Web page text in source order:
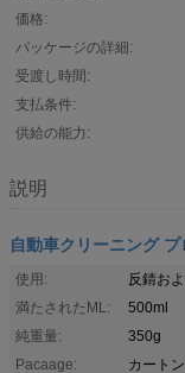
価格:
パッケージの詳細:
受渡し時間:
支払条件:
供給の能力:
説明
自動車クリーニング プ
使用:
反錆お
満たされたML:
500ml
純重量:
350g
Pacaage:
カート